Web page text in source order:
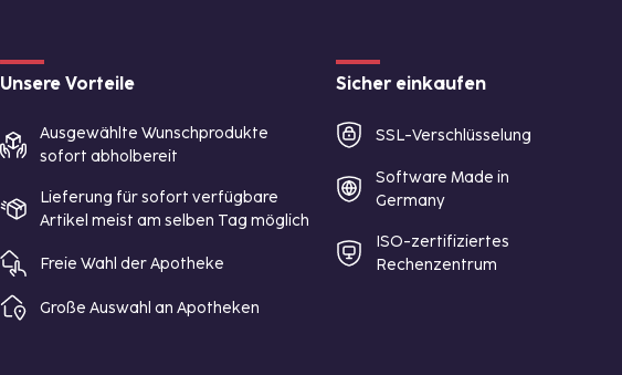
Unsere Vorteile
Ausgewählte Wunschprodukte
sofort abholbereit
Lieferung für sofort verfügbare
Artikel meist am selben Tag möglich
Freie Wahl der Apotheke
Große Auswahl an Apotheken
Sicher einkaufen
SSL-Verschlüsselung
Software Made in
Germany
ISO-zertifiziertes
Rechenzentrum